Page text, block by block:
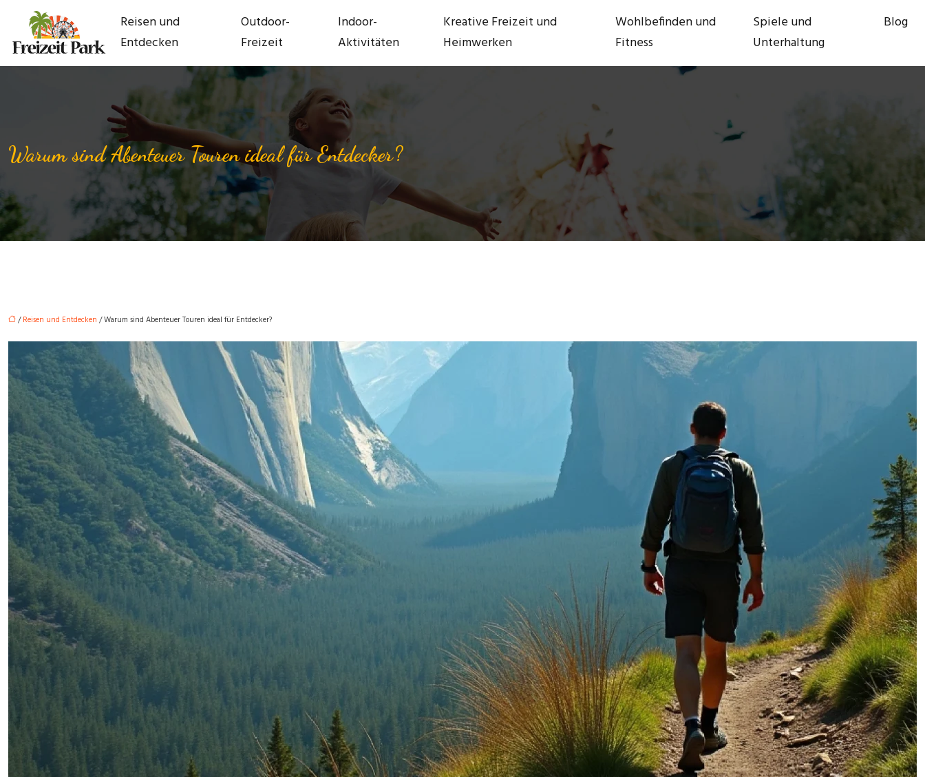
Reisen und
Entdecken
Outdoor-
Freizeit
Indoor-
Aktivitäten
Kreative Freizeit und
Heimwerken
Wohlbefinden und
Fitness
Spiele und
Unterhaltung
Blog
Warum sind Abenteuer Touren ideal für Entdecker?
/Reisen und Entdecken / Warum sind Abenteuer Touren ideal für Entdecker?